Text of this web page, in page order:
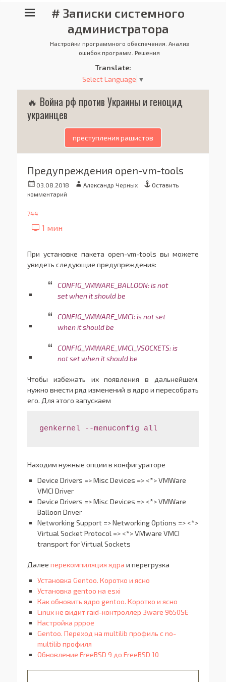
# Записки системного
администратора
Настройки программного обеспечения. Анализ
ошибок программ. Решения
Translate:
Select Language ▼
🔥 Война рф против Украины и геноцид
украинцев
преступления рашистов
Предупреждения open-vm-tools
Опубликовано
03.08.2018 АвторАлександр Черных
Оставить
комментарий
744
При установке пакета open-vm-tools вы можете
увидеть следующие предупреждения:
CONFIG_VMWARE_BALLOON: is not
set when it should be
CONFIG_VMWARE_VMCI: is not set
when it should be
CONFIG_VMWARE_VMCI_VSOCKETS: is
not set when it should be
Чтобы избежать их появления в дальнейшем,
нужно внести ряд изменений в ядро и пересобрать
его. Для этого запускаем
genkernel --menuconfig all
Находим нужные опции в конфигураторе
Device Drivers => Misc Devices => <*> VMWare
VMCI Driver
Device Drivers => Misc Devices => <*> VMWare
Balloon Driver
Networking Support => Networking Options => <*>
Virtual Socket Protocol => <*> VMware VMCI
transport for Virtual Sockets
Далее перекомпиляция ядра и перегрузка
Установка Gentoo. Коротко и ясно
Установка gentoo на esxi
Как обновить ядро gentoo. Коротко и ясно
Linux не видит raid-контроллер 3ware 9650SE
Настройка pppoe
Gentoo. Переход на multilib профиль с no-
multilib профиля
Обновление FreeBSD 9 до FreeBSD 10